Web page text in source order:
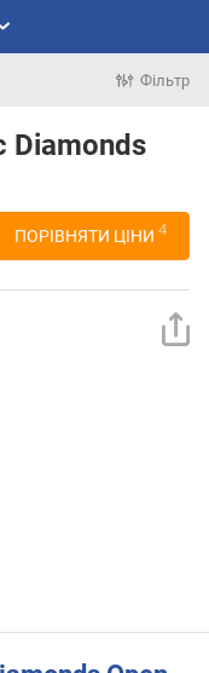
Фільтр
Diamonds
ПОРІВНЯТИ ЦІНИ 4